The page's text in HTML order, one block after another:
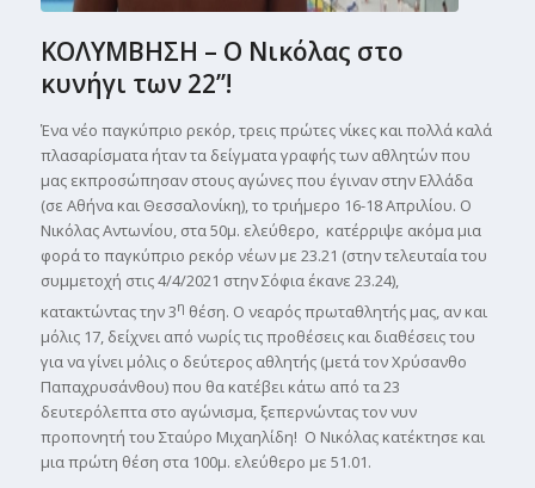
ΚΟΛΥΜΒΗΣΗ – Ο Νικόλας στο
κυνήγι των 22’’!
Ένα νέο παγκύπριο ρεκόρ, τρεις πρώτες νίκες και πολλά καλά
πλασαρίσματα ήταν τα δείγματα γραφής των αθλητών που
μας εκπροσώπησαν στους αγώνες που έγιναν στην Ελλάδα
(σε Αθήνα και Θεσσαλονίκη), το τριήμερο 16-18 Απριλίου. Ο
Νικόλας Αντωνίου, στα 50μ. ελεύθερο, κατέρριψε ακόμα μια
φορά το παγκύπριο ρεκόρ νέων με 23.21 (στην τελευταία του
συμμετοχή στις 4/4/2021 στην Σόφια έκανε 23.24),
κατακτώντας την 3η θέση. Ο νεαρός πρωταθλητής μας, αν και
μόλις 17, δείχνει από νωρίς τις προθέσεις και διαθέσεις του
για να γίνει μόλις ο δεύτερος αθλητής (μετά τον Χρύσανθο
Παπαχρυσάνθου) που θα κατέβει κάτω από τα 23
δευτερόλεπτα στο αγώνισμα, ξεπερνώντας τον νυν
προπονητή του Σταύρο Μιχαηλίδη! Ο Νικόλας κατέκτησε και
μια πρώτη θέση στα 100μ. ελεύθερο με 51.01.